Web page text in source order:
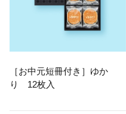
［お中元短冊付き］ゆか
り 12枚入